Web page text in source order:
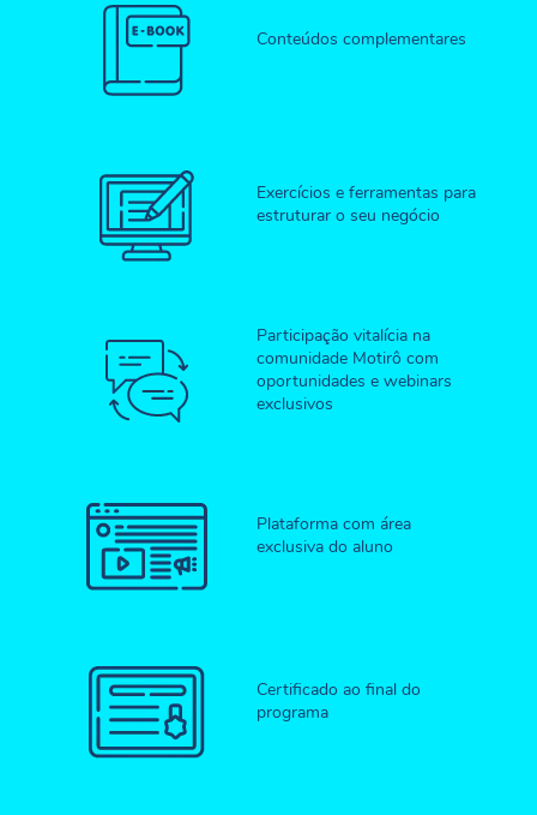
Conteúdos complementares
Exercícios e ferramentas para
estruturar o seu negócio
Participação vitalícia na
comunidade Motirô com
oportunidades e webinars
exclusivos
Plataforma com área
exclusiva do aluno
Certificado ao final do
programa